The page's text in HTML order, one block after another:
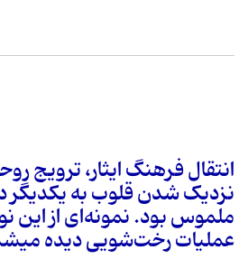
انتقال فرهنگ ایثار، ترویج
نزدیک شدن قلوب به یکدیگر
ملموس بود. نمونه‌ای از این
عملیات رخت‌شویی دیده